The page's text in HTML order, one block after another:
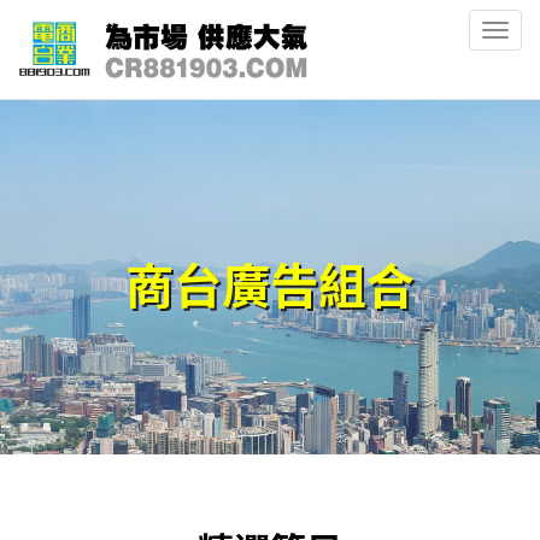
商台廣告組合